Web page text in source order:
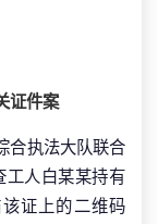
证件案
合执法大队联合
工人白某某持有
证上的二维码